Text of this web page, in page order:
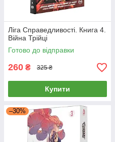
Ліга Справедливості. Книга 4.
Війна Трійці
Готово до відправки
260 ₴ 325 ₴
Купити
–30%